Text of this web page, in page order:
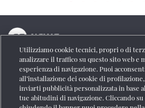
La testata online del Gruppo FS Italiane
Social
Utilizziamo cookie tecnici, propri o di
analizzare il traffico su questo sito web e
esperienza di navigazione. Puoi
all’installazione dei cookie di
inviarti pubblicità personalizzata in base
tue abitudini di navigazione. Cliccando